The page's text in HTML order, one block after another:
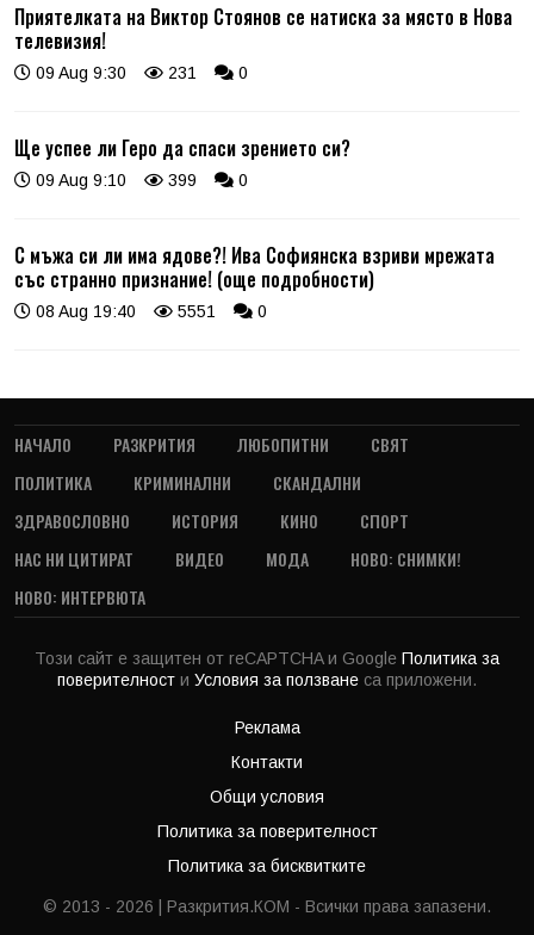
Приятелката на Виктор Стоянов се натиска за място в Нова
телевизия!
09 Aug 9:30 231 0
Ще успее ли Геро да спаси зрението си?
09 Aug 9:10 399 0
С мъжа си ли има ядове?! Ива Софиянска взриви мрежата
със странно признание! (още подробности)
08 Aug 19:40 5551 0
НАЧАЛО РАЗКРИТИЯ ЛЮБОПИТНИ
СВЯТ
ПОЛИТИКА
КРИМИНАЛНИ
СКАНДАЛНИ
ЗДРАВОСЛОВНО
ИСТОРИЯ КИНО
СПОРТ
НАС НИ ЦИТИРАТ
ВИДЕО МОДА
НОВО: СНИМКИ!
НОВО: ИНТЕРВЮТА
Този сайт е защитен от reCAPTCHA и Google Политика за
поверителност и Условия за ползване са приложени.
Реклама
Контакти
Общи условия
Политика за поверителност
Политика за бисквитките
© 2013 - 2026 | Разкрития.КОМ - Всички права запазени.